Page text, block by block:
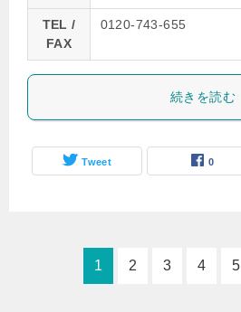
TEL /
FAX
0120-743-655
続きを読む
Tweet 0
1 2 3 4 5